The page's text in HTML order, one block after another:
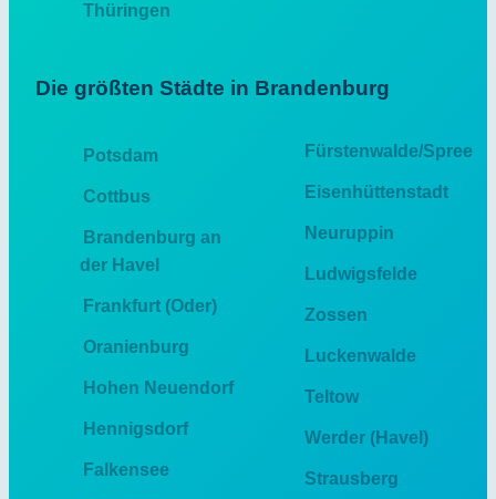
Thüringen
Die größten Städte in Brandenburg
Potsdam
Cottbus
Brandenburg an
der Havel
Frankfurt (Oder)
Oranienburg
Hohen Neuendorf
Hennigsdorf
Falkensee
Fürstenwalde/Spree
Eisenhüttenstadt
Neuruppin
Ludwigsfelde
Zossen
Luckenwalde
Teltow
Werder (Havel)
Strausberg